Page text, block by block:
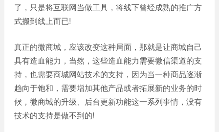
了，只是将互联网当做工具，将线下曾经成熟的推广方
式搬到线上而已!
真正的微商城，应该改变这种局面，那就是让商城自己
具有造血能力，当然，这些造血能力需要微信渠道的支
持，也需要商城网站技术的支持，因为当一种商品逐渐
趋向于饱和，需要增加其他产品或者拓展新的业务的时
候，微商城的升级、后台更新功能这一系列事情，没有
技术的支持是做不到的!